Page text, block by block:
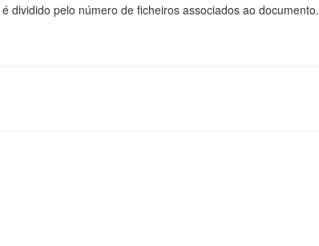
dividido pelo número de ficheiros associados ao documento.